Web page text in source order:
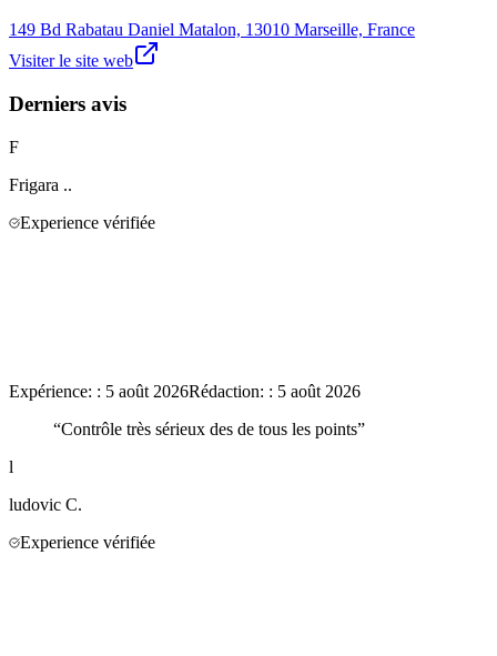
149 Bd Rabatau Daniel Matalon, 13010 Marseille, France
Visiter le site web
Derniers avis
F
Frigara ..
Experience vérifiée
Expérience: : 5 août 2026Rédaction: : 5 août 2026
“Contrôle très sérieux des de tous les points”
l
ludovic C.
Experience vérifiée